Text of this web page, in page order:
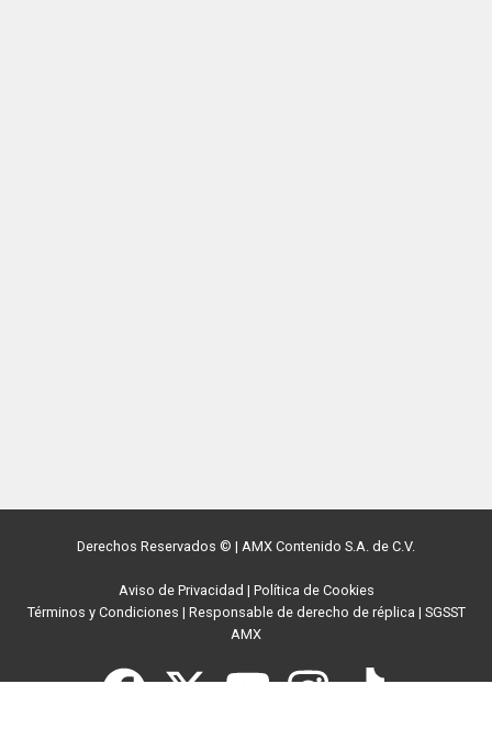
Derechos Reservados © | AMX Contenido S.A. de C.V.
Aviso de Privacidad | Política de Cookies
Términos y Condiciones | Responsable de derecho de réplica | SGSST
AMX